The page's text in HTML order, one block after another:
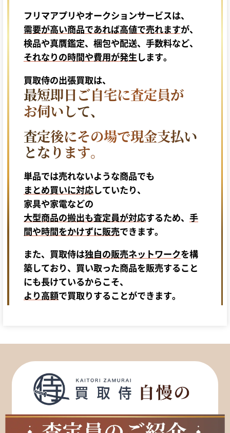
フリマアプリやオークションサービスは、
需要が高い商品であれば高値で売れますが、
検品や真贋鑑定、梱包や配送、手数料など、
それなりの時間や費用が発生します。
買取侍の出張買取は、
最短即日ご自宅に査定員が
お伺いして、
査定後にその場で現金支払い
となります。
単品では売れないような商品でも
まとめ買いに対応していたり、
家具や家電などの
大型商品の搬出も査定員が対応するため、 手
間や時間をかけずに販売できます。
また、買取侍は独自の販売ネットワークを構
築しており、買い取った商品を販売すること
にも長けているからこそ、
より高額で買取りすることができます。